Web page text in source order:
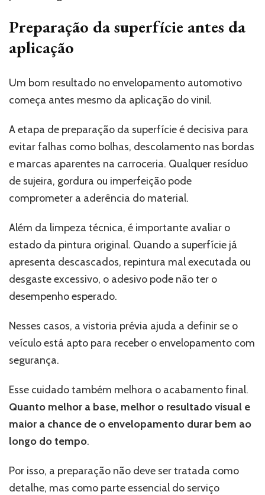
Preparação da superfície antes da
aplicação
Um bom resultado no envelopamento automotivo
começa antes mesmo da aplicação do vinil.
A etapa de preparação da superfície é decisiva para
evitar falhas como bolhas, descolamento nas bordas
e marcas aparentes na carroceria. Qualquer resíduo
de sujeira, gordura ou imperfeição pode
comprometer a aderência do material.
Além da limpeza técnica, é importante avaliar o
estado da pintura original. Quando a superfície já
apresenta descascados, repintura mal executada ou
desgaste excessivo, o adesivo pode não ter o
desempenho esperado.
Nesses casos, a vistoria prévia ajuda a definir se o
veículo está apto para receber o envelopamento com
segurança.
Esse cuidado também melhora o acabamento final.
Quanto melhor a base, melhor o resultado visual e
maior a chance de o envelopamento durar bem ao
longo do tempo.
Por isso, a preparação não deve ser tratada como
detalhe, mas como parte essencial do serviço